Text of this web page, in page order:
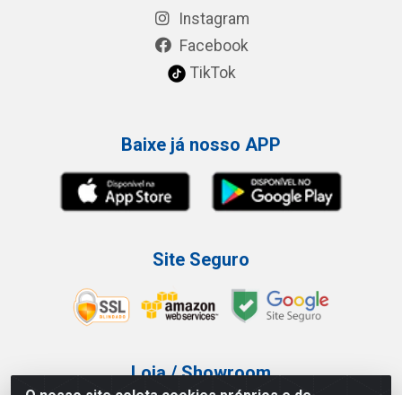
Instagram
Facebook
TikTok
Baixe já nosso APP
Site Seguro
Loja / Showroom